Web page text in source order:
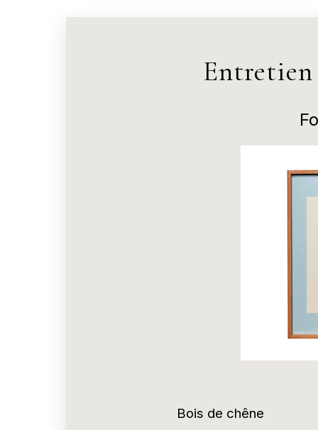
Entretien
Bois de chêne